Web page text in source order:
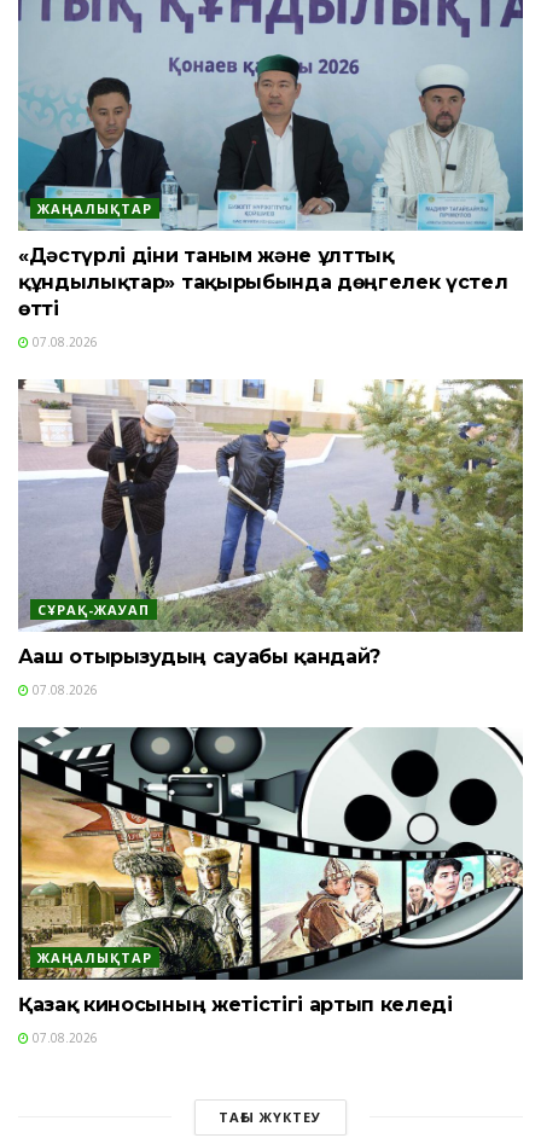
ЖАҢАЛЫҚТАР
«Дәстүрлі діни таным және ұлттық
құндылықтар» тақырыбында дөңгелек үстел
өтті
07.08.2026
СҰРАҚ-ЖАУАП
Ағаш отырғызудың сауабы қандай?
07.08.2026
ЖАҢАЛЫҚТАР
Қазақ киносының жетістігі артып келеді
07.08.2026
ТАҒЫ ЖҮКТЕУ